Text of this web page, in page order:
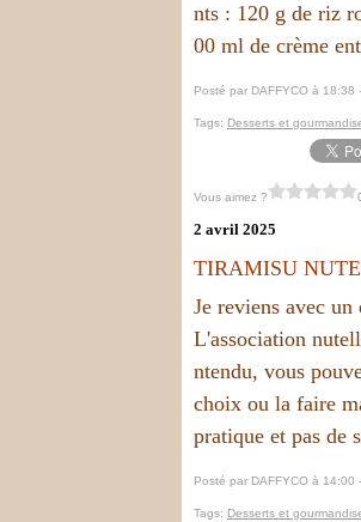
nts : 120 g de riz
00 ml de crème
Posté par DAFFYCO à 18:38 -
Tags: Desserts et
Vous aimez ?
2 avril 2025
TIRAMISU
Je reviens avec
L'association
ntendu, vous
choix ou la faire
pratique et pas de
Posté par DAFFYCO à 14:00 -
Tags: Desserts et